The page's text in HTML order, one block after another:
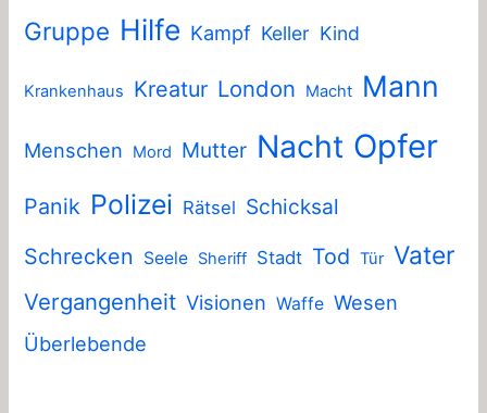
Gruppe Hilfe Kampf Keller Kind
Krankenhaus Kreatur London Macht Mann
Menschen Mord Mutter Nacht Opfer
Panik Polizei Rätsel Schicksal
Schrecken
Seele Sheriff Stadt Tod Tür Vater
Vergangenheit Visionen Waffe Wesen
Überlebende